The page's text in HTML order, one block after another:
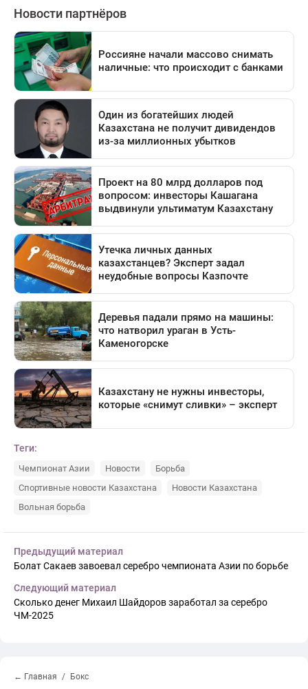
Теги:
Чемпионат Азии Новости
Борьба
Спортивные новости Казахстана
Новости Казахстана
Вольная борьба
Предыдущий материал
Болат Сакаев завоевал серебро чемпионата Азии по борьбе
Следующий материал
Сколько денег Михаил Шайдоров заработал за серебро
ЧМ-2025
← Главная Бокс